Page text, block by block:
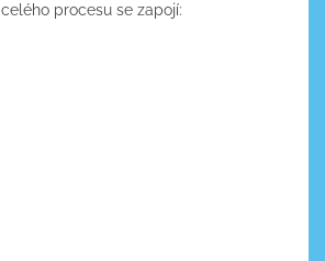
celého procesu se zapojí: